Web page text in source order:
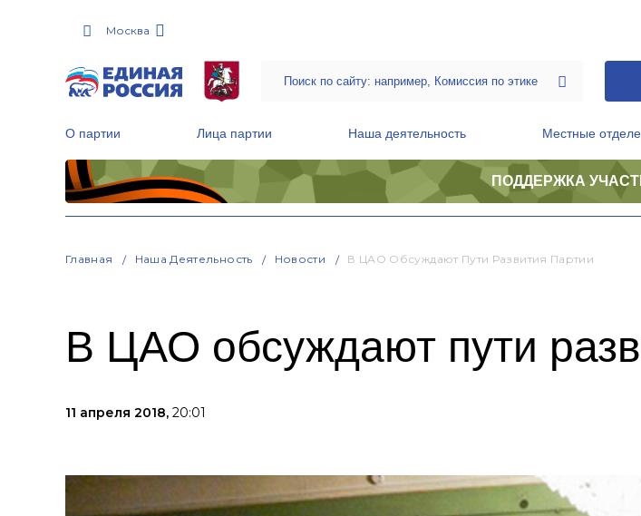
Москва
О партии Лица партии Наша деятельность Местные
ПОДДЕРЖКА
Главная Наша Деятельность Новости В ЦАО Обсуждают Пути Развития Партии
В ЦАО обсуждают пути
11 апреля 2018, 20:01